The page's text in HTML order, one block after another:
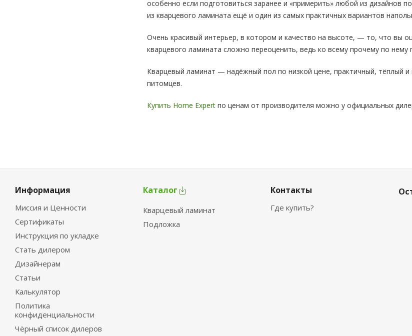
особенно если подготовиться заранее и «примерить» любой из дизайнов
из кварцевого ламината ещё и один из самых практичных вариантов
Очень красивый интерьер, в котором и качество на высоте, — то, что вы
кварцевого ламината сложно переоценить, ведь ко всему прочему по
Кварцевый ламинат — надёжный пол по низкой цене, практичный, тёплый
питомцев.
Купить Home Expert по ценам от производителя можно у официальных
Информация
Миссия и Ценности
Сертификаты
Инструкция по укладке
Стать дилером
Дизайнерам
Статьи
Калькулятор
Политика
конфиденциальности
Чёрный список дилеров
Каталог
Кварцевый ламинат
Подложка
Контакты
Где купить?